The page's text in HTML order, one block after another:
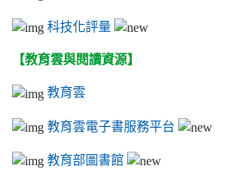
科技化評量
【教育雲與閱讀資源】
教育雲
教育雲電子書服務平台
教育部圖書館